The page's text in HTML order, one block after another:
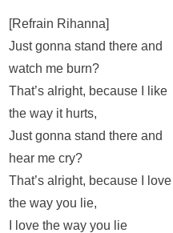
[Refrain Rihanna]
Just gonna stand there and
watch me burn?
That’s alright, because I like
the way it hurts,
Just gonna stand there and
hear me cry?
That’s alright, because I love
the way you lie,
I love the way you lie